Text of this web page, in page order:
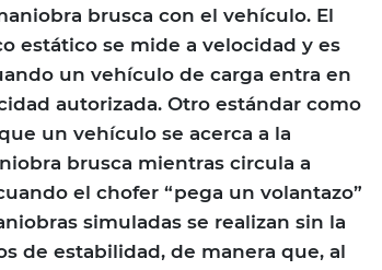
brusca con el vehículo. El
estático se mide a velocidad y es
un vehículo de carga entra en
autorizada. Otro estándar como
un vehículo se acerca a la
brusca mientras circula a
el chofer “pega un volantazo”
simuladas se realizan sin la
de estabilidad, de manera que, al